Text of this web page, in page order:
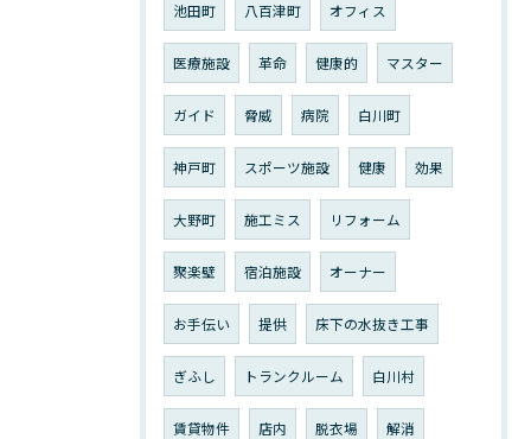
池田町 八百津町 オフィス
医療施設 革命 健康的 マスター
ガイド 脅威 病院 白川町
神戸町 スポーツ施設 健康 効果
大野町 施工ミス リフォーム
聚楽壁 宿泊施設 オーナー
お手伝い 提供 床下の水抜き工事
ぎふし トランクルーム 白川村
賃貸物件 店内 脱衣場 解消